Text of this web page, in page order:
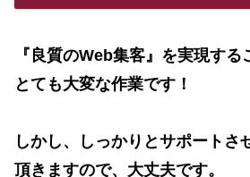
『良質のWeb集客』を実現する
とても大変な作業です！
しかし、しっかりとサポートさ
頂きますので、大丈夫です。